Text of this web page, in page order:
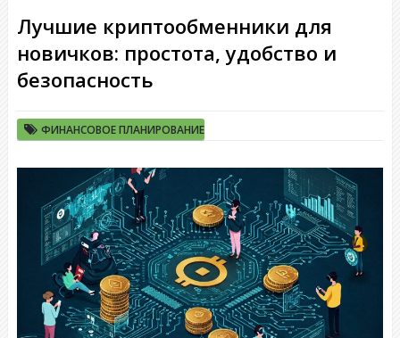
Лучшие криптообменники для
новичков: простота, удобство и
безопасность
ФИНАНСОВОЕ ПЛАНИРОВАНИЕ